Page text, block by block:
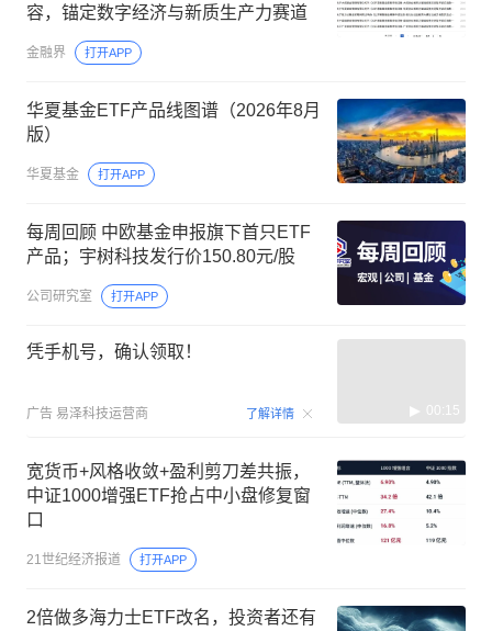
容，锚定数字经济与新质生产力赛道
金融界 打开APP
华夏基金ETF产品线图谱（2026年8月
版）
华夏基金 打开APP
每周回顾 中欧基金申报旗下首只ETF
产品；宇树科技发行价150.80元/股
公司研究室 打开APP
凭手机号，确认领取！
广告 易泽科技运营商 了解详情 00:15
宽货币+风格收敛+盈利剪刀差共振，
中证1000增强ETF抢占中小盘修复窗
口
21世纪经济报道 打开APP
2倍做多海力士ETF改名，投资者还有